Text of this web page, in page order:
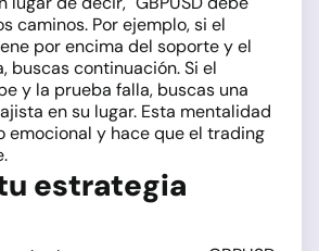
caminos. Por ejemplo, si el
por encima del soporte y el
buscas continuación. Si el
y la prueba falla, buscas una
en su lugar. Esta mentalidad
emocional y hace que el trading
estrategia